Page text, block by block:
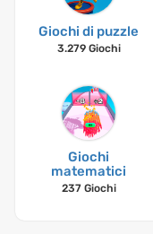
Giochi di puzzle
3.279 Giochi
Giochi
matematici
237 Giochi